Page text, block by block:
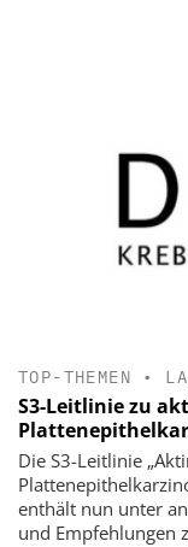
TOP-THEMEN •
S3-Leitlinie zu
Die S3-Leitlinie
enthält nun unter
und Empfehlungen